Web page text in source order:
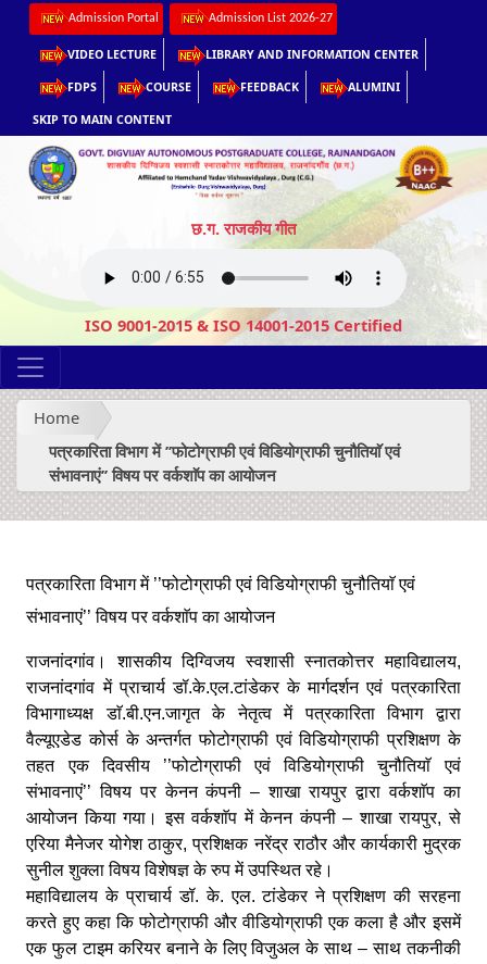
Admission Portal Admission List 2026-27
VIDEO LECTURE LIBRARY AND INFORMATION CENTER
FDPS COURSE FEEDBACK ALUMINI
SKIP TO MAIN CONTENT
छ.ग. राजकीय गीत
ISO 9001-2015 & ISO 14001-2015 Certified
Home
पत्रकारिता विभाग में ’’फोटोग्राफी एवं विडियोग्राफी चुनौतियाॅ एवं
संभावनाएं’’ विषय पर वर्कशाॅप का आयोजन
पत्रकारिता विभाग में ’’फोटोग्राफी एवं विडियोग्राफी चुनौतियाॅ एवं
संभावनाएं’’ विषय पर वर्कशाॅप का आयोजन
राजनांदगांव। शासकीय दिग्विजय स्वशासी स्नातकोत्तर महाविद्यालय,
राजनांदगांव में प्राचार्य डॉ.के.एल.टांडेकर के मार्गदर्शन एवं पत्रकारिता
विभागाध्यक्ष डाॅ.बी.एन.जागृत के नेतृत्व में पत्रकारिता विभाग द्वारा
वैल्यूएडेड कोर्स के अन्तर्गत फोटोग्राफी एवं विडियोग्राफी प्रशिक्षण के
तहत एक दिवसीय ’’फोटोग्राफी एवं विडियोग्राफी चुनौतियाॅ एवं
संभावनाएं’’ विषय पर केनन कंपनी – शाखा रायपुर द्वारा वर्कशाॅप का
आयोजन किया गया। इस वर्कशाॅप में केनन कंपनी – शाखा रायपुर, से
एरिया मैनेजर योगेश ठाकुर, प्रशिक्षक नरेंद्र राठौर और कार्यकारी मुद्रक
सुनील शुक्ला विषय विशेषज्ञ के रुप में उपस्थित रहे।
महाविद्यालय के प्राचार्य डॉ. के. एल. टांडेकर ने प्रशिक्षण की सरहना
करते हुए कहा कि फोटोग्राफी और वीडियोग्राफी एक कला है और इसमें
एक फुल टाइम करियर बनाने के लिए विजुअल के साथ – साथ तकनीकी